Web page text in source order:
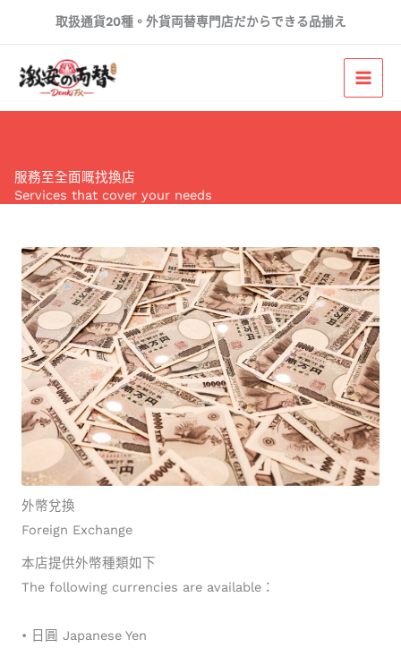
取扱通貨20種。外貨両替専門店だからできる品揃え
服務至全面嘅找換店
Services that cover your needs
外幣兌換
Foreign Exchange
本店提供外幣種類如下
The following currencies are available：
• 日圓 Japanese Yen